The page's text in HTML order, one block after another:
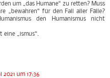
um „das Humane“ zu retten? Muss
„bewahren“ für den Fall aller Fälle?
den Humanismus nicht
eine „ismus“.
2021 um 17:36